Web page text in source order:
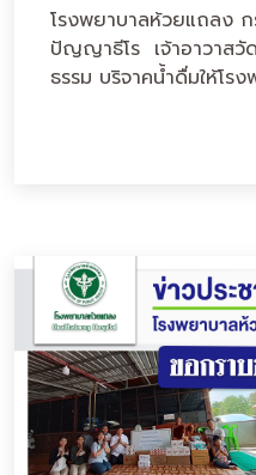
โรงพยาบาลห้วยแถลง
ปัญญาธีโร เจ้าอาวาสวั
ธรรม บริจาคน้ำดื่มให้โร